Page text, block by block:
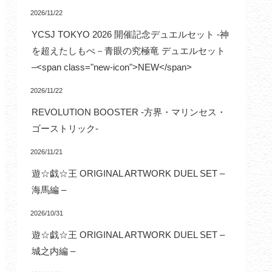
2026/11/22
YCSJ TOKYO 2026 開催記念デュエルセット -神
を超えたしもべ－青眼の究極竜 デュエルセット
–<span class="new-icon">NEW</span>
2026/11/22
REVOLUTION BOOSTER -方界・マリンセス・
ゴーストリック-
2026/11/21
遊☆戯☆王 ORIGINAL ARTWORK DUEL SET –
海馬編 –
2026/10/31
遊☆戯☆王 ORIGINAL ARTWORK DUEL SET –
城之内編 –